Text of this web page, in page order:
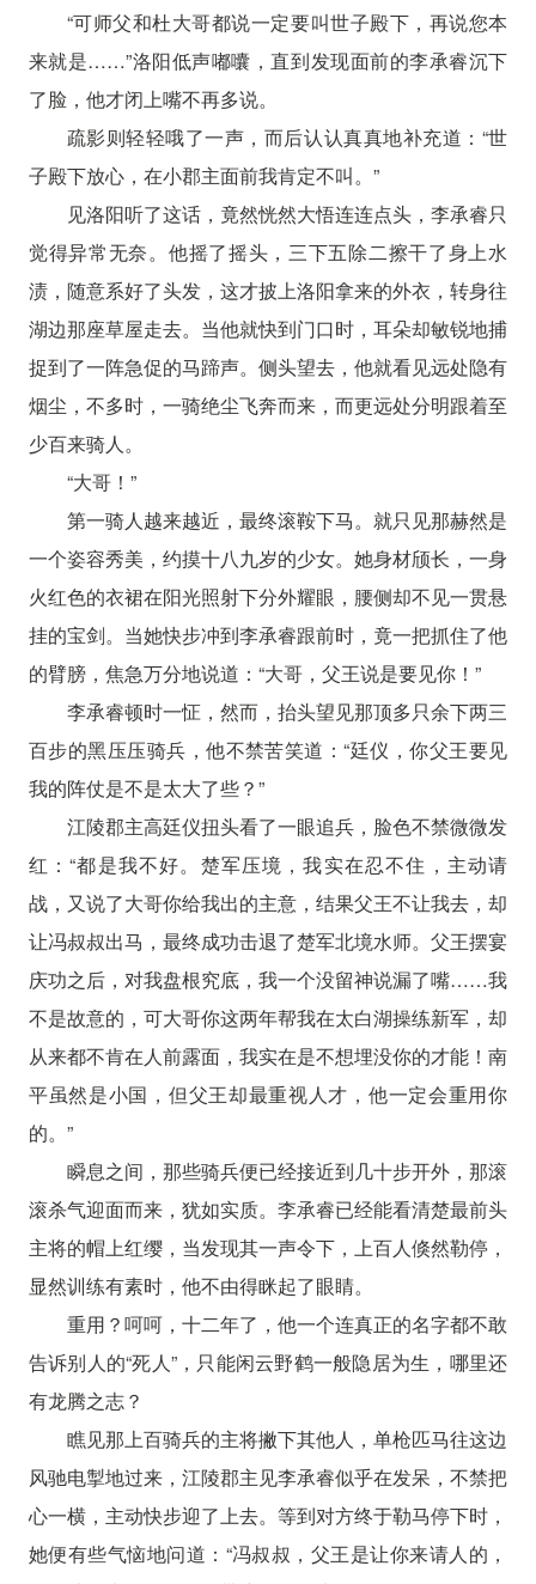
“可师父和杜大哥都说一定要叫世子殿下，再说您本
来就是……”洛阳低声嘟囔，直到发现面前的李承睿沉下
了脸，他才闭上嘴不再多说。
疏影则轻轻哦了一声，而后认认真真地补充道：“世
子殿下放心，在小郡主面前我肯定不叫。”
见洛阳听了这话，竟然恍然大悟连连点头，李承睿只
觉得异常无奈。他摇了摇头，三下五除二擦干了身上水
渍，随意系好了头发，这才披上洛阳拿来的外衣，转身往
湖边那座草屋走去。当他就快到门口时，耳朵却敏锐地捕
捉到了一阵急促的马蹄声。侧头望去，他就看见远处隐有
烟尘，不多时，一骑绝尘飞奔而来，而更远处分明跟着至
少百来骑人。
“大哥！”
第一骑人越来越近，最终滚鞍下马。就只见那赫然是
一个姿容秀美，约摸十八九岁的少女。她身材颀长，一身
火红色的衣裙在阳光照射下分外耀眼，腰侧却不见一贯悬
挂的宝剑。当她快步冲到李承睿跟前时，竟一把抓住了他
的臂膀，焦急万分地说道：“大哥，父王说是要见你！”
李承睿顿时一怔，然而，抬头望见那顶多只余下两三
百步的黑压压骑兵，他不禁苦笑道：“廷仪，你父王要见
我的阵仗是不是太大了些？”
江陵郡主高廷仪扭头看了一眼追兵，脸色不禁微微发
红：“都是我不好。楚军压境，我实在忍不住，主动请
战，又说了大哥你给我出的主意，结果父王不让我去，却
让冯叔叔出马，最终成功击退了楚军北境水师。父王摆宴
庆功之后，对我盘根究底，我一个没留神说漏了嘴……我
不是故意的，可大哥你这两年帮我在太白湖操练新军，却
从来都不肯在人前露面，我实在是不想埋没你的才能！南
平虽然是小国，但父王却最重视人才，他一定会重用你
的。”
瞬息之间，那些骑兵便已经接近到几十步开外，那滚
滚杀气迎面而来，犹如实质。李承睿已经能看清楚最前头
主将的帽上红缨，当发现其一声令下，上百人倏然勒停，
显然训练有素时，他不由得眯起了眼睛。
重用？呵呵，十二年了，他一个连真正的名字都不敢
告诉别人的“死人”，只能闲云野鹤一般隐居为生，哪里还
有龙腾之志？
瞧见那上百骑兵的主将撇下其他人，单枪匹马往这边
风驰电掣地过来，江陵郡主见李承睿似乎在发呆，不禁把
心一横，主动快步迎了上去。等到对方终于勒马停下时，
她便有些气恼地问道：“冯叔叔，父王是让你来请人的，